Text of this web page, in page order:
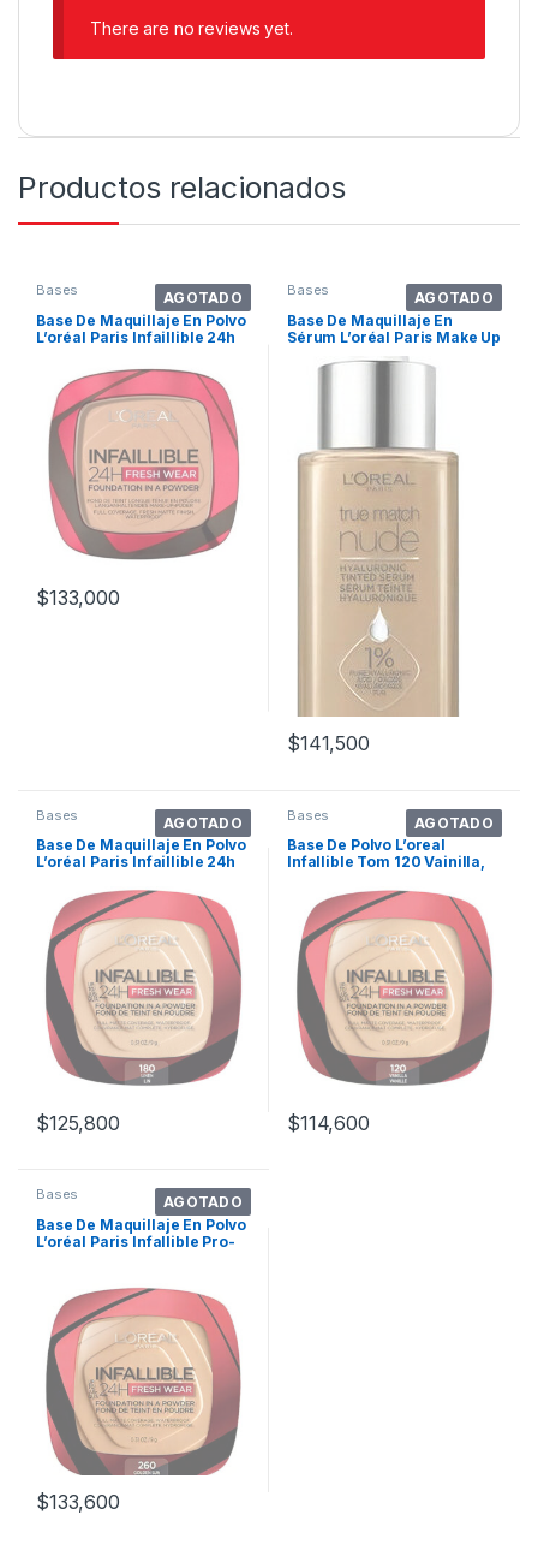
There are no reviews yet.
Productos relacionados
AGOTADO
Bases
Base De Maquillaje En Polvo
L’oréal Paris Infaillible 24h
Tono 190 Beige Sand – 9ml
$133,000
AGOTADO
Bases
Base De Maquillaje En
Sérum L’oréal Paris Make Up
True Match Nude True
Match Tinted Serum
$141,500
AGOTADO
Bases
Base De Maquillaje En Polvo
L’oréal Paris Infaillible 24h
Tono Linen – 9ml 9g
$125,800
AGOTADO
Bases
Base De Polvo L’oreal
Infallible Tom 120 Vainilla,
Impermeable
$114,600
AGOTADO
Bases
Base De Maquillaje En Polvo
L’oréal Paris Infallible Pro-
$133,600